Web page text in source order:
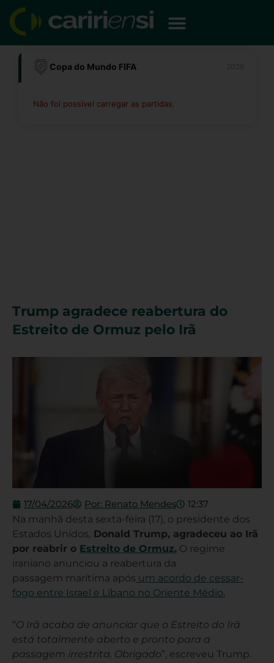
para
conteúdo
Copa do Mundo FIFA
Não foi possível carregar as partidas.
Trump agradece reabertura do
Estreito de Ormuz pelo Irã
17/04/2026 Por: Renato Mendes 12:37
Na manhã desta sexta-feira (17), o presidente dos
Estados Unidos, Donald Trump, agradeceu ao Irã
por reabrir o Estreito de Ormuz. O regime
iraniano anunciou a reabertura da
passagem marítima após um acordo de cessar-
fogo entre Israel e Líbano no Oriente Médio.
“O Irã acaba de anunciar que o Estreito do Irã
está totalmente aberto e pronto para a
passagem irrestrita. Obrigado”, escreveu Trump.